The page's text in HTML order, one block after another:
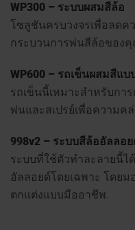
WP300 – ระบบผสมสีล้อ
โซลูชันครบวงจรเพื่อลด
กระบวนการพ่นสีล้อของ
WP600 – รถเข็นผสมสีแบ
รถเข็นนี้เหมาะสำหรับกา
พ่นและสเปรย์เพื่อความค
998v2 – ระบบสีล้ออัลลอ
ระบบที่ใช้ตัวทำละลายนี้ไ
อัลลอยด์โดยเฉพาะ โดย
ตกแต่งแบบมืออาชีพ.